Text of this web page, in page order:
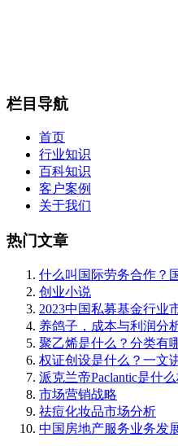
栏目导航
首页
行业知识
百科知识
客户案例
关于我们
热门文章
什么叫国际劳务合作？
创业小说
2023中国私募基金行业
养鸽子，成本与利润分
聚乙烯是什么？分类有
权证创设是什么？一文
派克兰帝Paclantic是什
市场营销战略
祛痘化妆品市场分析
中国房地产服务业务发